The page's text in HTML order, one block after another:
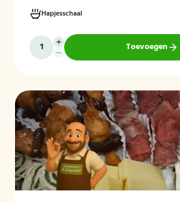
smaakvolle en kleurrijke keuze voor borrels,
bijeenkomsten, geschikt voor gasten die
Hapjesschaal
Toevoegen